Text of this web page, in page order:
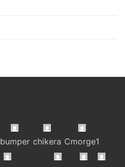
bumper chikera Cmorge1